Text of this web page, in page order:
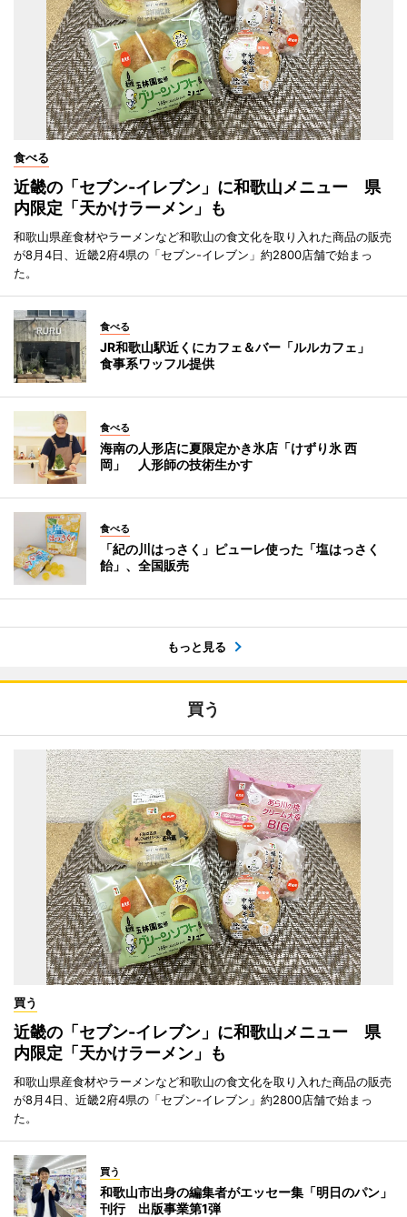
食べる
近畿の「セブン-イレブン」に和歌山メニュー 県
内限定「天かけラーメン」も
和歌山県産食材やラーメンなど和歌山の食文化を取り入れた商品の販売
が8月4日、近畿2府4県の「セブン-イレブン」約2800店舗で始まっ
た。
食べる
JR和歌山駅近くにカフェ＆バー「ルルカフェ」
食事系ワッフル提供
食べる
海南の人形店に夏限定かき氷店「けずり氷 西
岡」 人形師の技術生かす
食べる
「紀の川はっさく」ピューレ使った「塩はっさく
飴」、全国販売
もっと見る
買う
買う
近畿の「セブン-イレブン」に和歌山メニュー 県
内限定「天かけラーメン」も
和歌山県産食材やラーメンなど和歌山の食文化を取り入れた商品の販売
が8月4日、近畿2府4県の「セブン-イレブン」約2800店舗で始まっ
た。
買う
和歌山市出身の編集者がエッセー集「明日のパン」
刊行 出版事業第1弾